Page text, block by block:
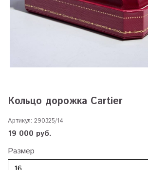
Кольцо дорожка Cartier
Артикул: 290325/14
19 000 руб.
Размер